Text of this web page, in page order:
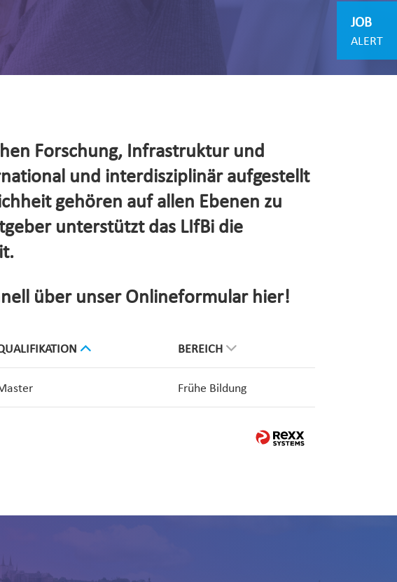
Forschung, Infrastruktur und
und interdisziplinär aufgestellt
gehören auf allen Ebenen zu
unterstützt das LIfBi die
über unser Onlineformular hier!
BEREICH
Frühe Bildung
JOB
ALERT